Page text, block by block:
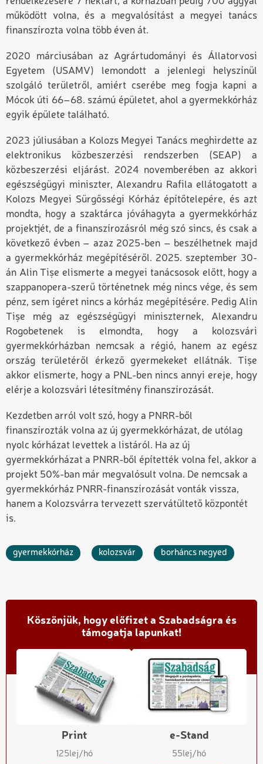
működött volna, és a megvalósítást a megyei tanács
finanszírozta volna több éven át.
2020 márciusában az Agrártudományi és Állatorvosi
Egyetem (USAMV) lemondott a jelenlegi helyszínül
szolgáló területről, amiért cserébe meg fogja kapni a
Mócok úti 66–68. számú épületet, ahol a gyermekkórház
egyik épülete található.
2023 júliusában a Kolozs Megyei Tanács meghirdette az
elektronikus közbeszerzési rendszerben (SEAP) a
közbeszerzési eljárást. 2024 novemberében az akkori
egészségügyi miniszter, Alexandru Rafila ellátogatott a
Kolozs Megyei Sürgősségi Kórház építőtelepére, és azt
mondta, hogy a szaktárca jóváhagyta a gyermekkórház
projektjét, de a finanszírozásról még szó sincs, és csak a
következő évben – azaz 2025-ben – beszélhetnek majd
a gyermekkórház megépítéséről. 2025. szeptember 30-
án Alin Tișe elismerte a megyei tanácsosok előtt, hogy a
szappanopera-szerű történetnek még nincs vége, és sem
pénz, sem ígéret nincs a kórház megépítésére. Pedig Alin
Tișe még az egészségügyi miniszternek, Alexandru
Rogobetenek is elmondta, hogy a kolozsvári
gyermekkórházban nemcsak a régió, hanem az egész
ország területéről érkező gyermekeket ellátnák. Tișe
akkor elismerte, hogy a PNL-ben nincs annyi ereje, hogy
elérje a kolozsvári létesítmény finanszírozását.
Kezdetben arról volt szó, hogy a PNRR-ből
finanszírozták volna az új gyermekkórházat, de utólag
nyolc kórházat levettek a listáról. Ha az új
gyermekkórházat a PNRR-ből építették volna fel, akkor a
projekt 50%-ban már megvalósult volna. De nemcsak a
gyermekkórház PNRR-finanszírozását vonták vissza,
hanem a Kolozsvárra tervezett szervátültető központét
is.
gyermekkórház kolozsvár borháncs negyed
Köszönjük, hogy előfizet a Szabadságra és
támogatja lapunkat!
Print
125lej/hó
e-Stand
55lej/hó